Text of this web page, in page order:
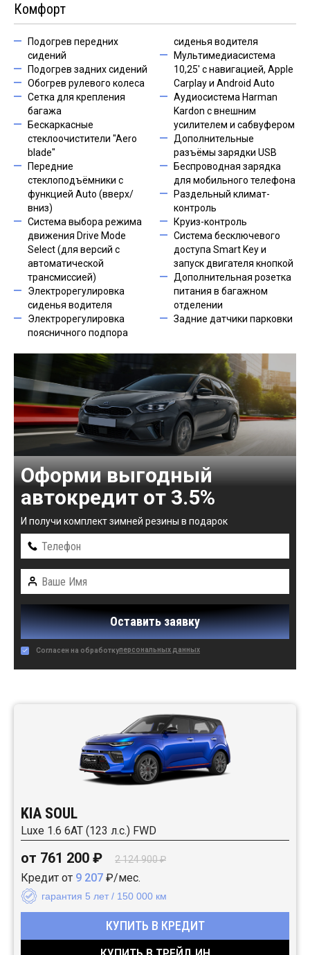
Комфорт
Подогрев передних
сидений
Подогрев задних сидений
Обогрев рулевого колеса
Сетка для крепления
багажа
Бескаркасные
стеклоочистители "Aero
blade"
Передние
стеклоподъёмники с
функцией Auto (вверх/
вниз)
Система выбора режима
движения Drive Mode
Select (для версий с
автоматической
трансмиссией)
Электрорегулировка
сиденья водителя
Электрорегулировка
поясничного подпора
сиденья водителя
Мультимедиасистема
10,25' с навигацией, Apple
Carplay и Android Auto
Аудиосистема Harman
Kardon с внешним
усилителем и сабвуфером
Дополнительные
разъёмы зарядки USB
Беспроводная зарядка
для мобильного телефона
Раздельный климат-
контроль
Круиз-контроль
Система бесключевого
доступа Smart Key и
запуск двигателя кнопкой
Дополнительная розетка
питания в багажном
отделении
Задние датчики парковки
Оформи выгодный
автокредит от 3.5%
И получи комплект зимней резины в подарок
Оставить заявку
Согласен на обработкуперсональных данных
KIA SOUL
Luxe 1.6 6АТ (123 л.с.) FWD
от 761 200 ₽ 2 124 900 ₽
Кредит от 9 207 ₽/мес.
гарантия 5 лет / 150 000 км
КУПИТЬ В КРЕДИТ